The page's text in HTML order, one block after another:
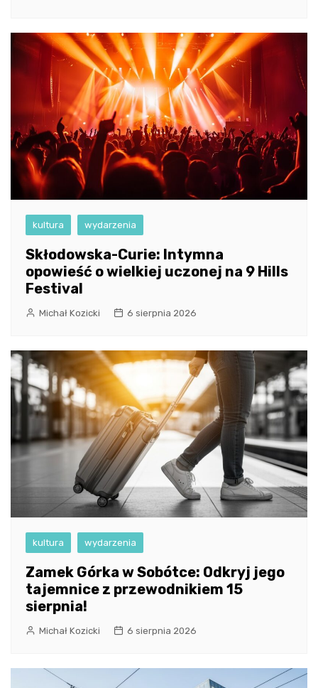
kultura wydarzenia
Skłodowska-Curie: Intymna
opowieść o wielkiej uczonej na 9 Hills
Festival
Michał Kozicki 6 sierpnia 2026
kultura wydarzenia
Zamek Górka w Sobótce: Odkryj jego
tajemnice z przewodnikiem 15
sierpnia!
Michał Kozicki 6 sierpnia 2026